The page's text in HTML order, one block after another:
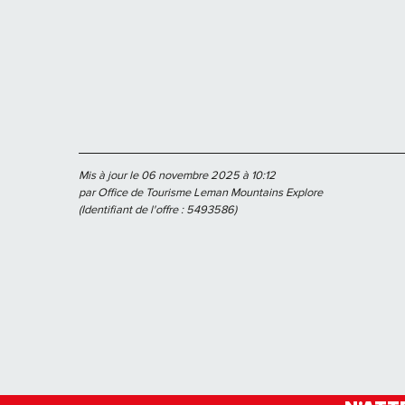
Mis à jour le 06 novembre 2025 à 10:12
par Office de Tourisme Leman Mountains Explore
(Identifiant de l'offre :5493586)